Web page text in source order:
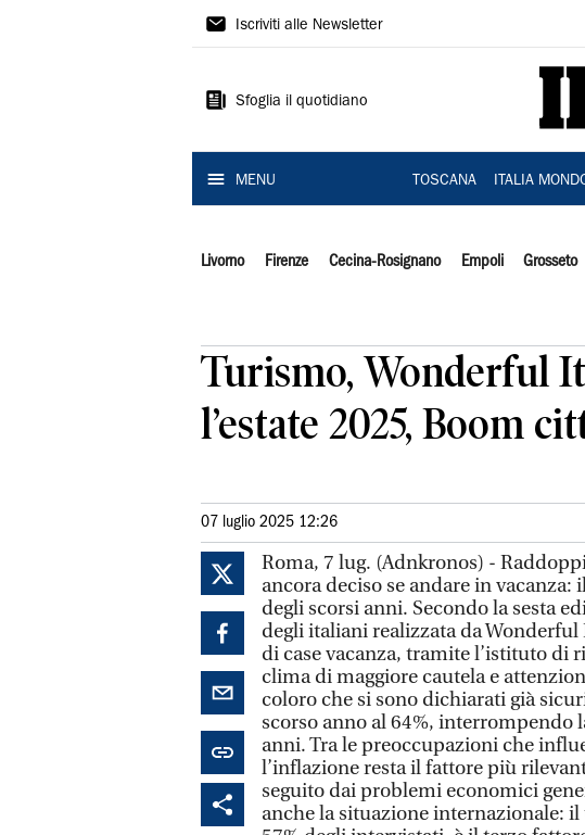
Il
Iscriviti alle Newsletter
Sfoglia il quotidiano
MENU TOSCANA ITALIA
Livorno Firenze Cecina-Rosignano Empoli Grosseto
Turismo, Wonderful
l’estate 2025, Boom
07 luglio 2025 12:26
Roma, 7 lug. (Adnkronos) -
ancora deciso se andare in
degli scorsi anni. Secondo la sesta
degli italiani realizzata da
di case vacanza, tramite l’istituto di
clima di maggiore cautela e
coloro che si sono dichiarati già
scorso anno al 64%,
anni. Tra le preoccupazioni che
l’inflazione resta il fattore più
seguito dai problemi economici
anche la situazione internazionale: